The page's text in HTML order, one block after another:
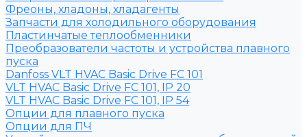
Фреоны, хладоны, хладагенты
Запчасти для холодильного оборудования
Пластинчатые теплообменники
Преобразователи частоты и устройства плавного
пуска
Danfoss VLT HVAC Basic Drive FC 101
VLT HVAC Basic Drive FC 101, IP 20
VLT HVAC Basic Drive FC 101, IP 54
Опции для плавного пуска
Опции для ПЧ